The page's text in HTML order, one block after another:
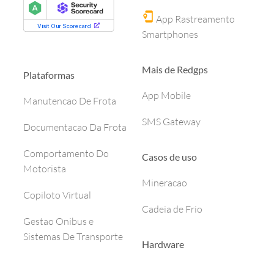
Plataformas
Manutencao De Frota
Documentacao Da Frota
Comportamento Do
Motorista
Copiloto Virtual
Gestao Onibus e
Sistemas De Transporte
App Rastreamento
Smartphones
Mais de Redgps
App Mobile
SMS Gateway
Casos de uso
Mineracao
Cadeia de Frio
Hardware